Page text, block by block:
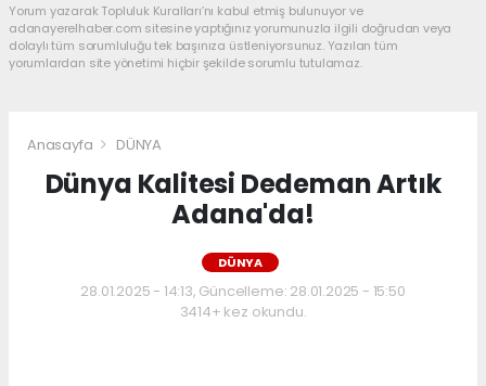
Yorum yazarak Topluluk Kuralları’nı kabul etmiş bulunuyor ve
adanayerelhaber.com sitesine yaptığınız yorumunuzla ilgili doğrudan veya
dolaylı tüm sorumluluğu tek başınıza üstleniyorsunuz. Yazılan tüm
yorumlardan site yönetimi hiçbir şekilde sorumlu tutulamaz.
Anasayfa DÜNYA
Dünya Kalitesi Dedeman Artık
Adana'da!
DÜNYA
28.01.2025 - 14:13, Güncelleme: 28.01.2025 - 15:50
3414+ kez okundu.